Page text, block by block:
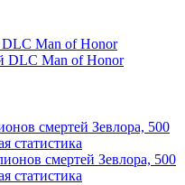
Man of Honor
DLC Man of Honor
смертей Зевлора, 500
статистика
смертей Зевлора, 500
статистика